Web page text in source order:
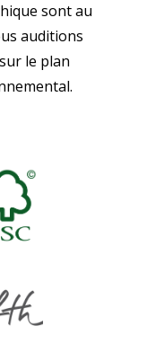
sont au
auditions
le plan